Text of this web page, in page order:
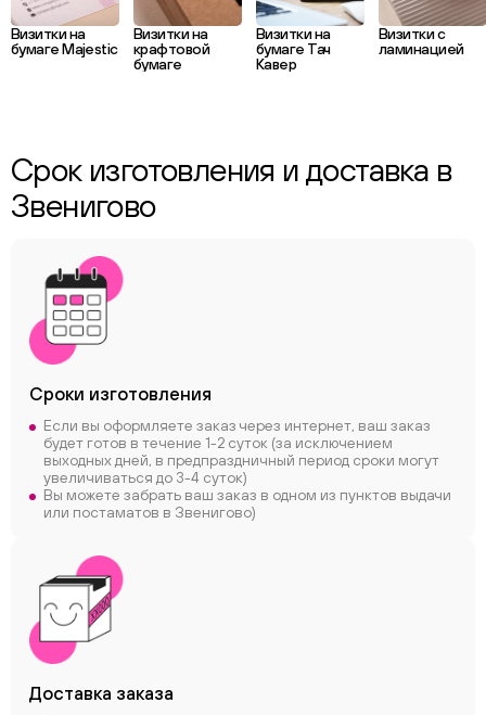
Визитки на
бумаге Majestic
Визитки на
крафтовой
бумаге
Визитки на
бумаге Тач
Кавер
Визитки с
ламинацией
Срок изготовления и доставка в
Звенигово
Сроки изготовления
Если вы оформляете заказ через интернет, ваш заказ
будет готов в течение 1-2 суток (за исключением
выходных дней, в предпраздничный период сроки могут
увеличиваться до 3-4 суток)
Вы можете забрать ваш заказ в одном из пунктов выдачи
или постаматов в Звенигово)
Доставка заказа